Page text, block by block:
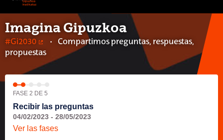
Imagina Gipuzkoa
#Gi2030
(Enlace externo)
Compartimos preguntas, respuestas,
propuestas
FASE 2 DE 5
Recibir las preguntas
04/02/2023 - 28/05/2023
Ver las fases